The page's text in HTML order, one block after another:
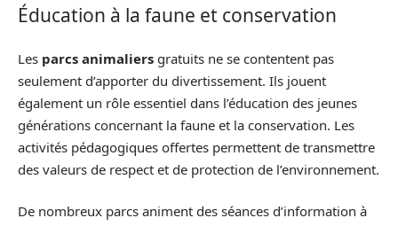
Éducation à la faune et conservation
Les parcs animaliers gratuits ne se contentent pas
seulement d’apporter du divertissement. Ils jouent
également un rôle essentiel dans l’éducation des jeunes
générations concernant la faune et la conservation. Les
activités pédagogiques offertes permettent de transmettre
des valeurs de respect et de protection de l’environnement.
De nombreux parcs animent des séances d’information à